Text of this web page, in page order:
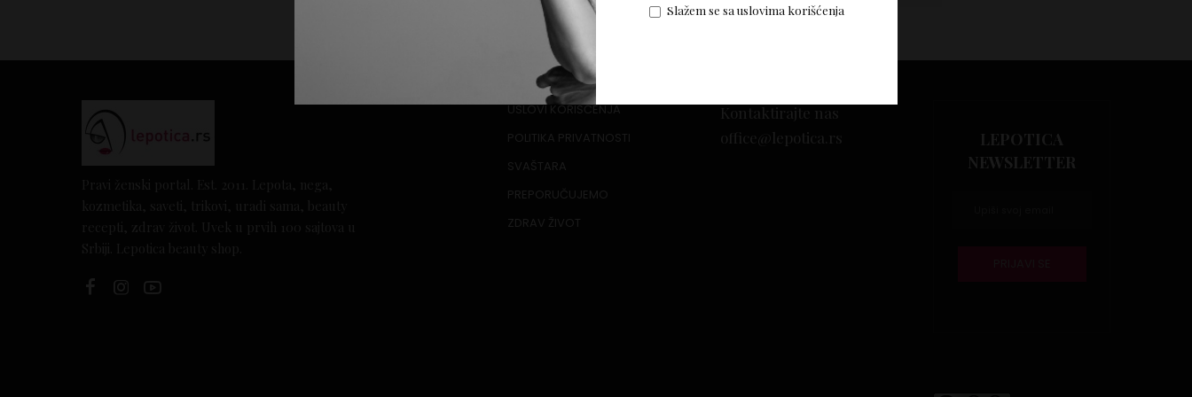
Slažem se sa uslovima korišćenja
USLOVI KORIŠĆENJA
POLITIKA PRIVATNOSTI
SVAŠTARA
PREPORUČUJEMO
ZDRAV ŽIVOT
Kontaktirajte nas
office@lepotica.rs
LEPOTICA
NEWSLETTER